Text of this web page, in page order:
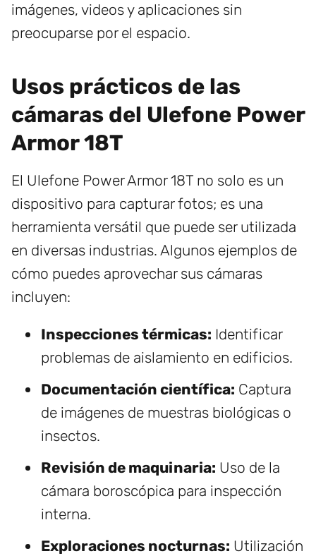
imágenes, videos y aplicaciones sin
preocuparse por el espacio.
Usos prácticos de las
cámaras del Ulefone Power
Armor 18T
El Ulefone Power Armor 18T no solo es un
dispositivo para capturar fotos; es una
herramienta versátil que puede ser utilizada
en diversas industrias. Algunos ejemplos de
cómo puedes aprovechar sus cámaras
incluyen:
Inspecciones térmicas: Identificar
problemas de aislamiento en edificios.
Documentación científica: Captura
de imágenes de muestras biológicas o
insectos.
Revisión de maquinaria: Uso de la
cámara boroscópica para inspección
interna.
Exploraciones nocturnas: Utilización